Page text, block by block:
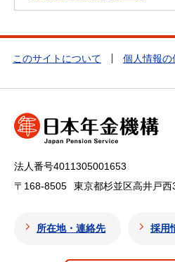
このサイトについて 個人情報の
法人番号4011305001653
〒168-8505
東京都杉並区高井戸
所在地・連絡先 採用